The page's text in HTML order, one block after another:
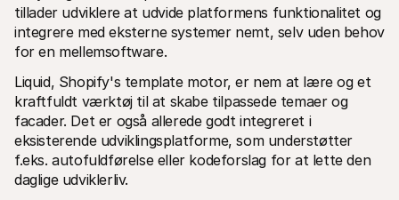
tillader udviklere at udvide platformens funktionalitet og
integrere med eksterne systemer nemt, selv uden behov
for en mellemsoftware.
Liquid, Shopify's template motor, er nem at lære og et
kraftfuldt værktøj til at skabe tilpassede temaer og
facader. Det er også allerede godt integreret i
eksisterende udviklingsplatforme, som understøtter
f.eks. autofuldførelse eller kodeforslag for at lette den
daglige udviklerliv.